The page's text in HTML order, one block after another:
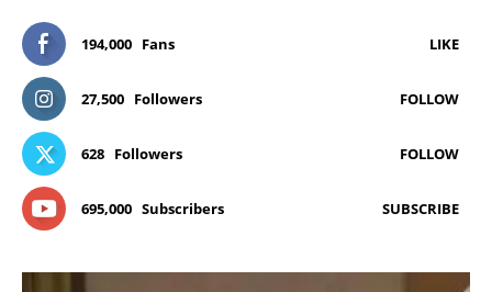
194,000 Fans LIKE
27,500 Followers FOLLOW
628 Followers FOLLOW
695,000 Subscribers SUBSCRIBE